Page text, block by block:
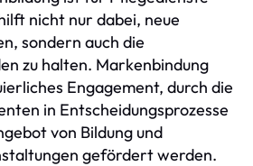
nicht nur dabei, neue
sondern auch die
zu halten. Markenbindung
Engagement, durch die
in Entscheidungsprozesse
von Bildung und
gefördert werden.